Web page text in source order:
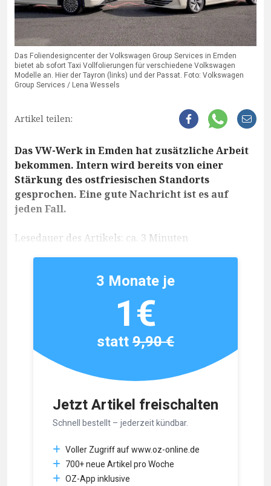
Das Foliendesigncenter der Volkswagen Group Services in Emden
bietet ab sofort Taxi Vollfolierungen für verschiedene Volkswagen
Modelle an. Hier der Tayron (links) und der Passat. Foto: Volkswagen
Group Services / Lena Wessels
Artikel teilen:
Das VW-Werk in Emden hat zusätzliche Arbeit
bekommen. Intern wird bereits von einer
Stärkung des ostfriesischen Standorts
gesprochen. Eine gute Nachricht ist es auf
jeden Fall.
Lesedauer des Artikels: ca. 3 Minuten
Jetzt Artikel freischalten
Schnell bestellt – jederzeit kündbar.
Voller Zugriff auf www.oz-online.de
700+ neue Artikel pro Woche
OZ-App inklusive
3 Monate je
1€
statt9,90 €